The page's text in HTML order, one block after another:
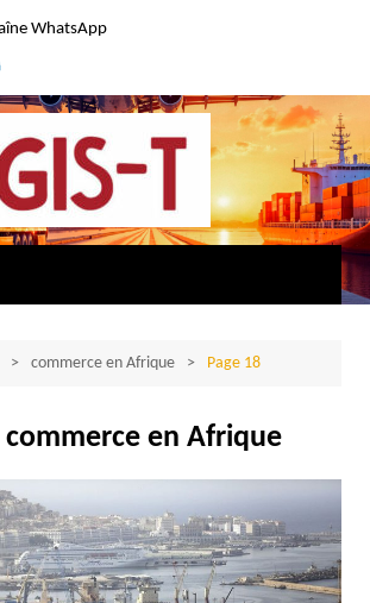
WhatsApp
commerce en Afrique Page 18
commerce en Afrique